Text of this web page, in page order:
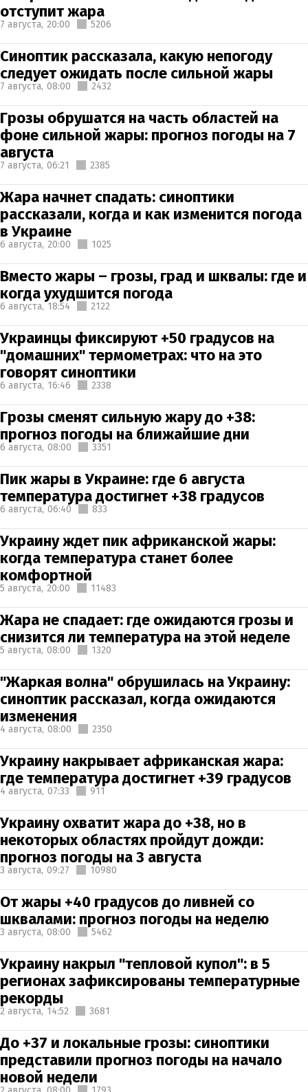
отступит жара
7 августа, 20:00 5206
Синоптик рассказала, какую непогоду
следует ожидать после сильной жары
7 августа, 08:00 2432
Грозы обрушатся на часть областей на
фоне сильной жары: прогноз погоды на 7
августа
7 августа, 06:21 2385
Жара начнет спадать: синоптики
рассказали, когда и как изменится погода
в Украине
6 августа, 20:00 1025
Вместо жары – грозы, град и шквалы: где и
когда ухудшится погода
6 августа, 18:54 2122
Украинцы фиксируют +50 градусов на
"домашних" термометрах: что на это
говорят синоптики
6 августа, 16:46 2338
Грозы сменят сильную жару до +38:
прогноз погоды на ближайшие дни
6 августа, 08:00 3351
Пик жары в Украине: где 6 августа
температура достигнет +38 градусов
6 августа, 06:40 833
Украину ждет пик африканской жары:
когда температура станет более
комфортной
5 августа, 20:00 11483
Жара не спадает: где ожидаются грозы и
снизится ли температура на этой неделе
5 августа, 08:00 1320
"Жаркая волна" обрушилась на Украину:
синоптик рассказал, когда ожидаются
изменения
4 августа, 08:00 2350
Украину накрывает африканская жара:
где температура достигнет +39 градусов
4 августа, 07:33 911
Украину охватит жара до +38, но в
некоторых областях пройдут дожди:
прогноз погоды на 3 августа
3 августа, 09:27 10980
От жары +40 градусов до ливней со
шквалами: прогноз погоды на неделю
3 августа, 08:00 5462
Украину накрыл "тепловой купол": в 5
регионах зафиксированы температурные
рекорды
2 августа, 14:52 3681
До +37 и локальные грозы: синоптики
представили прогноз погоды на начало
новой недели